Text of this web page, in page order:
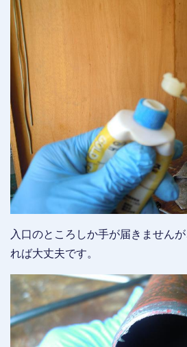
入口のところしか手が届きません
れば大丈夫です。